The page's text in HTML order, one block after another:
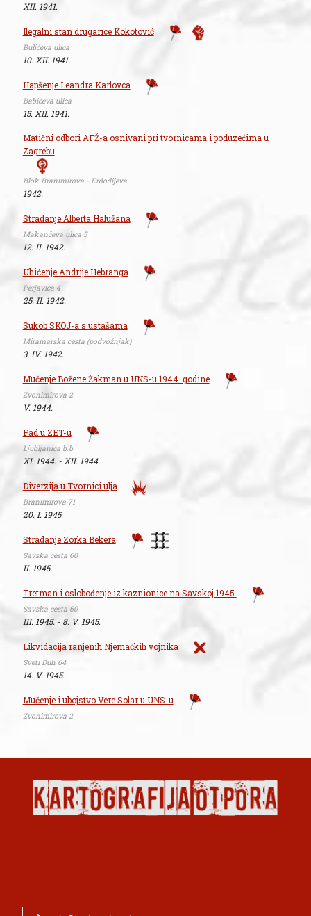
XII. 1941.
Ilegalni stan drugarice Kokotović
Bulićeva ulica
10. XII. 1941.
Hapšenje Leandra Karlovca
Babićeva ulica
15. XII. 1941.
Matični odbori AFŽ-a osnivani pri tvornicama i poduzećima u
Zagrebu
Blok Branimirova - Erdodijeva
1942.
Stradanje Alberta Halužana
Makančeva ulica 5
12. II. 1942.
Uhićenje Andrije Hebranga
Perjavica 4
25. II. 1942.
Sukob SKOJ-a s ustašama
Miramarska cesta (podvožnjak)
3. IV. 1942.
Mučenje Božene Žakman u UNS-u 1944. godine
Zvonimirova 2
V. 1944.
Pad u ZET-u
Ljubljanica b.b.
XI. 1944. - XII. 1944.
Diverzija u Tvornici ulja
Branimirova 71
20. I. 1945.
Stradanje Zorka Bekera
Savska cesta 60
II. 1945.
Tretman i oslobođenje iz kaznionice na Savskoj 1945.
Savska cesta 60
III. 1945. - 8. V. 1945.
Likvidacija ranjenih Njemačkih vojnika
Sveti Duh 64
14. V. 1945.
Mučenje i ubojstvo Vere Solar u UNS-u
Zvonimirova 2